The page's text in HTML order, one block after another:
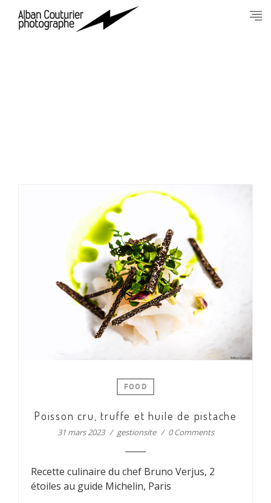
FOOD
Poisson cru, truffe et huile de pistache
31 mars 2023 gestionsite 0 Comments
Recette culinaire du chef Bruno Verjus, 2
étoiles au guide Michelin, Paris